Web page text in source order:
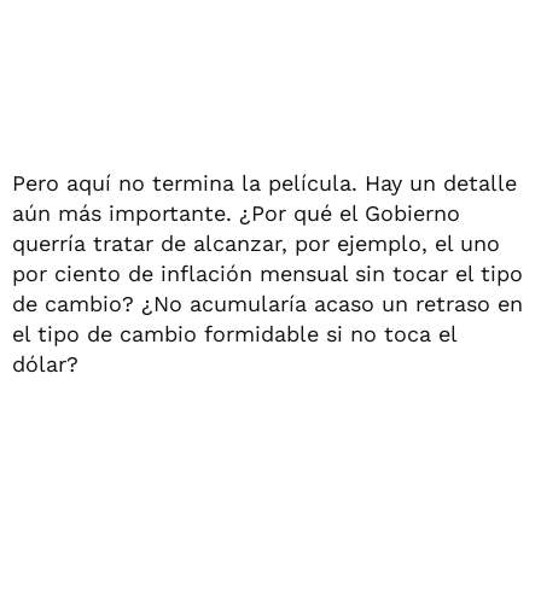
Pero aquí no termina la película. Hay un detalle
aún más importante. ¿Por qué el Gobierno
querría tratar de alcanzar, por ejemplo, el uno
por ciento de inflación mensual sin tocar el tipo
de cambio? ¿No acumularía acaso un retraso en
el tipo de cambio formidable si no toca el
dólar?